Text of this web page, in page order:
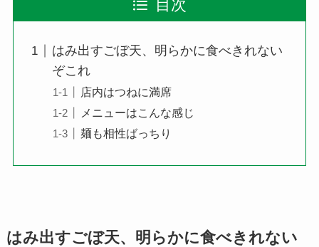
目次
はみ出すごぼ天、明らかに食べきれない
ぞこれ
店内はつねに満席
メニューはこんな感じ
麺も相性ばっちり
はみ出すごぼ天、明らかに食べきれない